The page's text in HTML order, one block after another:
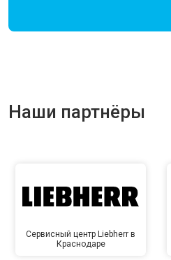
Наши партнёры
Сервисный центр Liebherr в
Краснодаре